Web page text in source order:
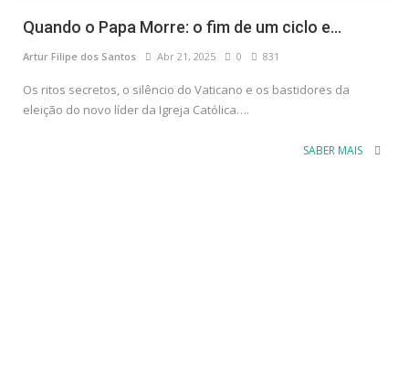
Quando o Papa Morre: o fim de um ciclo e...
Artur Filipe dos Santos Abr 21, 2025 0 831
Os ritos secretos, o silêncio do Vaticano e os bastidores da
eleição do novo líder da Igreja Católica….
SABER MAIS